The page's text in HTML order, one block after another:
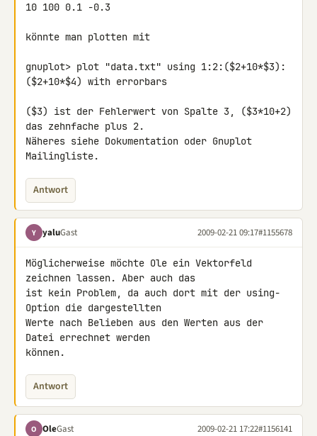
10 100 0.1 -0.3
könnte man plotten mit
gnuplot> plot "data.txt" using 1:2:($2+10*$3):
($2+10*$4) with errorbars
($3) ist der Fehlerwert von Spalte 3, ($3*10+2)
das zehnfache plus 2.
Näheres siehe Dokumentation oder Gnuplot
Mailingliste.
Antwort
Y yaluGast 2009-02-21 09:17#1155678
Möglicherweise möchte Ole ein Vektorfeld
zeichnen lassen. Aber auch das
ist kein Problem, da auch dort mit der using-
Option die dargestellten
Werte nach Belieben aus den Werten aus der
Datei errechnet werden
können.
Antwort
O OleGast 2009-02-21 17:22#1156141